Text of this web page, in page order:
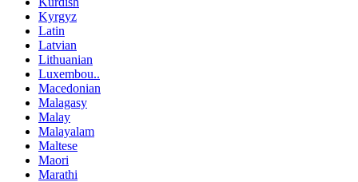
Kyrgyz
Latin
Latvian
Lithuanian
Luxembou..
Macedonian
Malagasy
Malay
Malayalam
Maltese
Maori
Marathi